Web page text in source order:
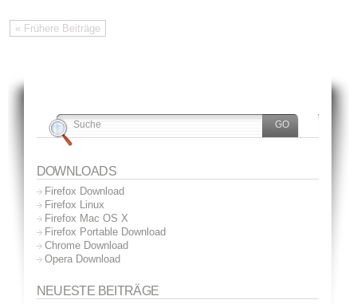
« Frühere Beiträge
DOWNLOADS
Firefox Download
Firefox Linux
Firefox Mac OS X
Firefox Portable Download
Chrome Download
Opera Download
NEUESTE BEITRÄGE